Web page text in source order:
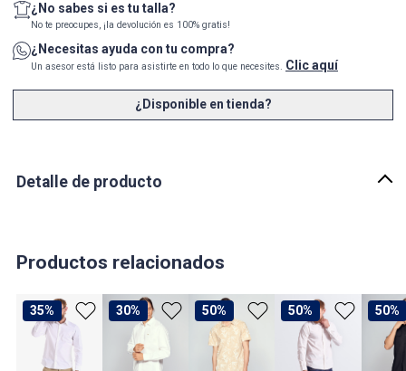
¿No sabes si es tu talla?
No te preocupes, ¡la devolución es 100% gratis!
¿Necesitas ayuda con tu compra?
Un asesor está listo para asistirte en todo lo que necesites. Clic aquí
¿Disponible en tienda?
Detalle de producto
LARGA CON PUÑO, CUELLO SPORT CON TIRILLA Y BORDADO
COLOMBIA
Importador:
BAGUER
Productos relacionados
35% 30% 50% 50% 50%